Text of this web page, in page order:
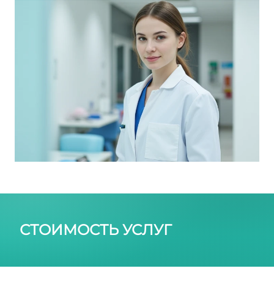
СТОИМОСТЬ УСЛУГ